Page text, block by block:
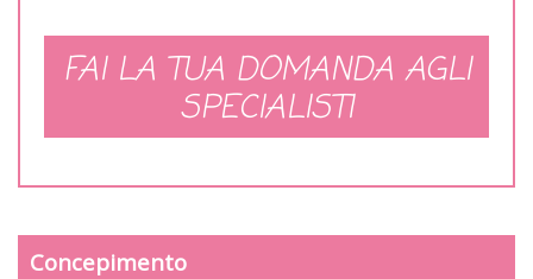
FAI LA TUA DOMANDA AGLI
SPECIALISTI
Concepimento